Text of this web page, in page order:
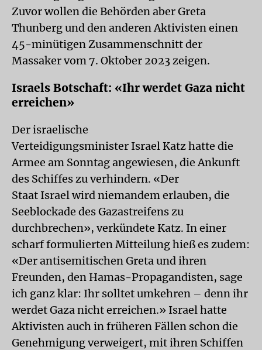
Zuvor wollen die Behörden aber Greta
Thunberg und den anderen Aktivisten einen
45-minütigen Zusammenschnitt der
Massaker vom 7. Oktober 2023 zeigen.
Israels Botschaft: «Ihr werdet Gaza nicht
erreichen»
Der israelische
Verteidigungsminister Israel Katz hatte die
Armee am Sonntag angewiesen, die Ankunft
des Schiffes zu verhindern. «Der
Staat Israel wird niemandem erlauben, die
Seeblockade des Gazastreifens zu
durchbrechen», verkündete Katz. In einer
scharf formulierten Mitteilung hieß es zudem:
«Der antisemitischen Greta und ihren
Freunden, den Hamas-Propagandisten, sage
ich ganz klar: Ihr solltet umkehren – denn ihr
werdet Gaza nicht erreichen.» Israel hatte
Aktivisten auch in früheren Fällen schon die
Genehmigung verweigert, mit ihren Schiffen